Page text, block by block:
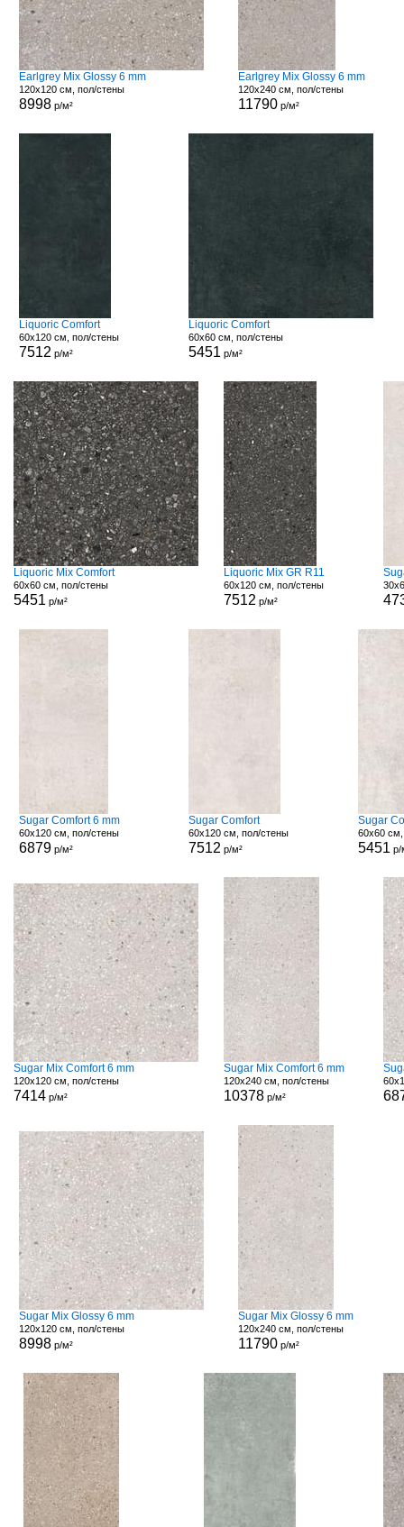
Earlgrey Mix Glossy 6 mm
120x120 см, пол/стены
8998р/м²
Earlgrey Mix Glossy 6 mm
120x240 см, пол/стены
11790 р/м²
Liquoric Comfort
60x120 см, пол/стены
7512 р/м²
Liquoric Comfort
60x60 см, пол/стены
5451 р/м²
Liquoric Mix Comfort
60x60 см, пол/стены
5451 р/м²
Liquoric Mix GR R11
60x120 см, пол/стены
7512 р/м²
Sugar Comfort 6 mm
60x120 см, пол/стены
6879р/м²
Sugar Comfort
60x120 см, пол/стены
7512 р/м²
Sugar
60x60
5451 р/
Sugar Mix Comfort 6 mm
120x120 см, пол/стены
7414 р/м²
Sugar Mix Comfort 6 mm
120x240 см, пол/стены
10378р/м²
Sugar Mix Glossy 6 mm
120x120 см, пол/стены
8998р/м²
Sugar Mix Glossy 6 mm
120x240 см, пол/стены
11790 р/м²